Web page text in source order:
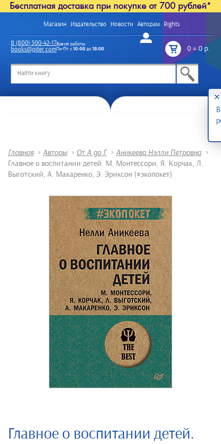
Бесплатная доставка при покупке от 700 рублей*
Магазин Издательство Новости Авторам Rights
Войти
0=0 р.
8 (800) 500-42-17
books@piter.com
Время работы:
Пн-Пт: с10:00до18:00
Главная > Авторы > От А до Г > Аникеева Нэлли Петровна >
Главное о воспитании детей. М. Монтессори, Я. Корчак, Л.
Выготский, А. Макаренко, Э. Эриксон (#экопокет)
Главное о воспитании детей.
✕